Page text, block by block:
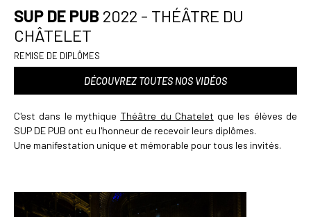
SUP DE PUB 2022 - THÉÂTRE DU
CHÂTELET
REMISE DE DIPLÔMES
DÉCOUVREZ TOUTES NOS VIDÉOS
C'est dans le mythique Théâtre du Chatelet que les élèves de
SUP DE PUB ont eu l'honneur de recevoir leurs diplômes.
Une manifestation unique et mémorable pour tous les invités.